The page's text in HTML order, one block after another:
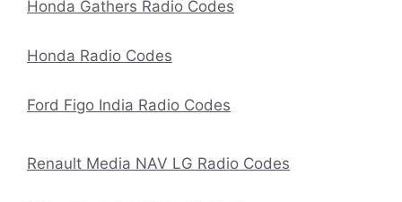
Honda Gathers Radio Codes
Honda Radio Codes
Ford Figo India Radio Codes
Renault Media NAV LG Radio Codes